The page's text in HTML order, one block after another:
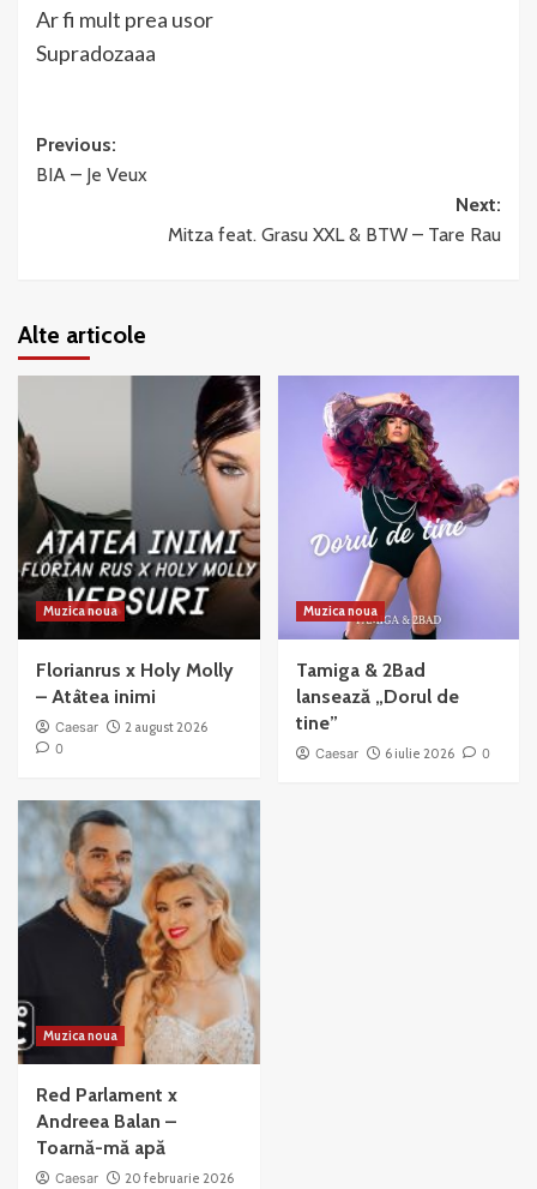
Ar fi mult prea usor
Supradozaaa
Post
navigation
Previous:
BIA – Je Veux
Next:
Mitza feat. Grasu XXL & BTW – Tare Rau
Alte articole
Muzica noua
Florianrus x Holy Molly
– Atâtea inimi
Caesar
2 august 2026
0
Muzica noua
Tamiga & 2Bad
lansează „Dorul de
tine”
Caesar 6 iulie 2026 0
Muzica noua
Red Parlament x
Andreea Balan –
Toarnă-mă apă
Caesar
20 februarie 2026